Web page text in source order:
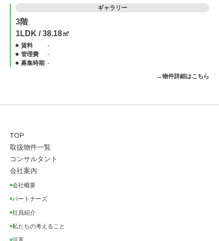
ギャラリー
3階
1LDK / 38.18㎡
賃料
-
管理費
-
募集時期 -
→物件詳細はこちら
TOP
取扱物件一覧
コンサルタント
会社案内
会社概要
パートナーズ
社員紹介
私たちの考えること